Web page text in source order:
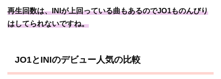
再生回数は、INIが上回っている曲もあるのでJO1ものんびり
はしてられないですね。
JO1とINIのデビュー人気の比較